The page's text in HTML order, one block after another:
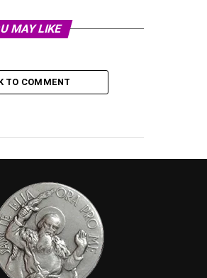
MAY LIKE
TO COMMENT